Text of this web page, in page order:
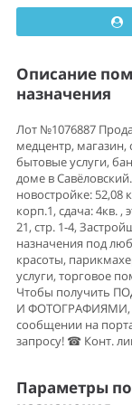
Описание
назначения
Лот №1076887
медцентр,
бытовые услуги,
доме в
новостройке: 52,08
корп.1, сдача: 4кв.
21, стр. 1-4,
назначения под
красоты,
услуги, торговое
Чтобы получить
И ФОТОГРАФИЯМИ,
сообщении на
запросу! ☎ Конт.
Параметры